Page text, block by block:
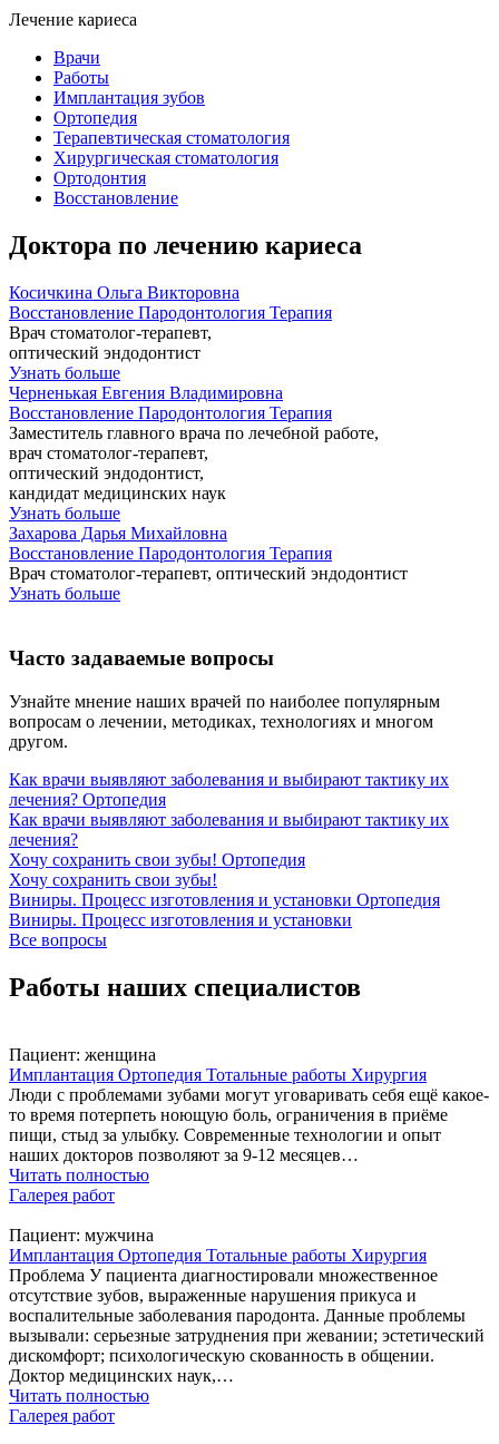
Лечение кариеса
Врачи
Работы
Имплантация зубов
Ортопедия
Терапевтическая стоматология
Хирургическая стоматология
Ортодонтия
Восстановление
Доктора по лечению кариеса
Косичкина Ольга Викторовна
Восстановление Пародонтология Терапия
Врач стоматолог-терапевт,
оптический эндодонтист
Узнать больше
Черненькая Евгения Владимировна
Восстановление Пародонтология Терапия
Заместитель главного врача по лечебной работе,
врач стоматолог-терапевт,
оптический эндодонтист,
кандидат медицинских наук
Узнать больше
Захарова Дарья Михайловна
Восстановление Пародонтология Терапия
Врач стоматолог-терапевт, оптический эндодонтист
Узнать больше
Часто задаваемые вопросы
Узнайте мнение наших врачей по наиболее популярным
вопросам о лечении, методиках, технологиях и многом
другом.
Как врачи выявляют заболевания и выбирают тактику их
лечения? Ортопедия
Как врачи выявляют заболевания и выбирают тактику их
лечения?
Хочу сохранить свои зубы! Ортопедия
Хочу сохранить свои зубы!
Виниры. Процесс изготовления и установки Ортопедия
Виниры. Процесс изготовления и установки
Все вопросы
Работы наших специалистов
Пациент: женщина
Имплантация Ортопедия Тотальные работы Хирургия
Люди с проблемами зубами могут уговаривать себя ещё какое-
то время потерпеть ноющую боль, ограничения в приёме
пищи, стыд за улыбку. Современные технологии и опыт
наших докторов позволяют за 9-12 месяцев…
Читать полностью
Галерея работ
Пациент: мужчина
Имплантация Ортопедия Тотальные работы Хирургия
Проблема У пациента диагностировали множественное
отсутствие зубов, выраженные нарушения прикуса и
воспалительные заболевания пародонта. Данные проблемы
вызывали: серьезные затруднения при жевании; эстетический
дискомфорт; психологическую скованность в общении.
Доктор медицинских наук,…
Читать полностью
Галерея работ